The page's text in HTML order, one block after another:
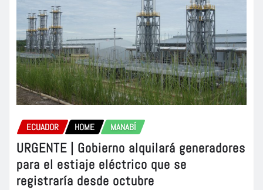
ECUADOR HOME MANABÍ
URGENTE | Gobierno alquilará generadores
para el estiaje eléctrico que se
registraría desde octubre